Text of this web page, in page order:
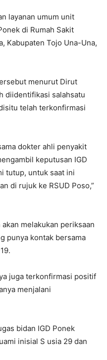
layanan umum unit
di Rumah Sakit
Kabupaten Tojo Una-Una,
menurut Dirut
diidentifikasi salahsatu
telah terkonfirmasi
dokter ahli penyakit
keputusan IGD
tutup, untuk saat ini
di rujuk ke RSUD Poso,”
melakukan periksaan
punya kontak bersama
juga terkonfirmasi positif
menjalani
bidan IGD Ponek
inisial S usia 29 dan